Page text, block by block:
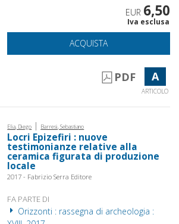
EUR 6,50
Iva esclusa
ACQUISTA
PDF A
ARTICOLO
Elia, Diego | Barresi, Sebastiano
Locri Epizefiri : nuove
testimonianze relative alla
ceramica figurata di produzione
locale
2017 - Fabrizio Serra Editore
FA PARTE DI
Orizzonti : rassegna di archeologia :